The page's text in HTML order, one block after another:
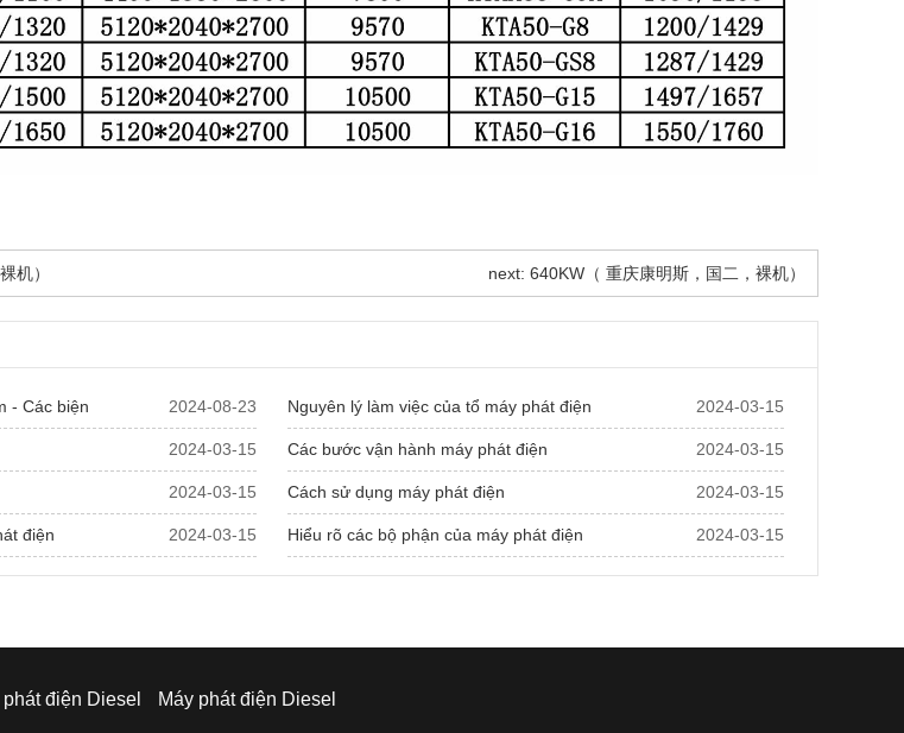
机） next: 640KW（ 重庆康明斯，国二，裸机）
2024-08-23
- Các biện 2024-03-15
Nguyên lý làm việc của tổ máy phát điện
2024-03-15 2024-03-15
Các bước vận hành máy phát điện
2024-03-15 2024-03-15
Cách sử dụng máy phát điện
2024-03-15
điện 2024-03-15
Hiểu rõ các bộ phận của máy phát điện
phát điện Diesel Máy phát điện Diesel